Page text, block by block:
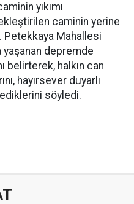
yıkımı
caminin yerine
Petekkaya Mahallesi
yaşanan depremde
belirterek, halkın can
hayırsever duyarlı
söyledi.